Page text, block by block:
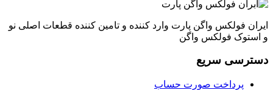
ایران فولکس واگن پارت وارد کننده و تامین کننده قطعات اصلی نو
و استوک فولکس واگن
دسترسی سریع
پرداخت صورت حساب